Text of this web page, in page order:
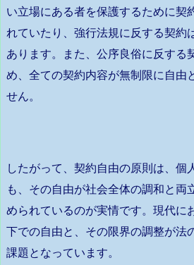
い立場にある者を保護するために契
れていたり、強行法規に反する契約
あります。また、公序良俗に反する
め、全ての契約内容が無制限に自由
せん。
したがって、契約自由の原則は、個
も、その自由が社会全体の調和と両
められているのが実情です。現代に
下での自由と、その限界の調整が法
課題となっています。